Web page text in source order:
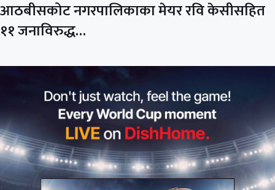
आठबीसकोट नगरपालिकाका मेयर रवि केसीसहित
११ जनाविरुद्ध…